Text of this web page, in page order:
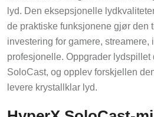
lyd. Den eksepsjonelle
de praktiske funksjonene gjør den
investering for gamere, streamere,
profesjonelle. Oppgrader lydspillet
SoloCast, og opplev forskjellen
levere krystallklar lyd.
HyperX SoloCast-